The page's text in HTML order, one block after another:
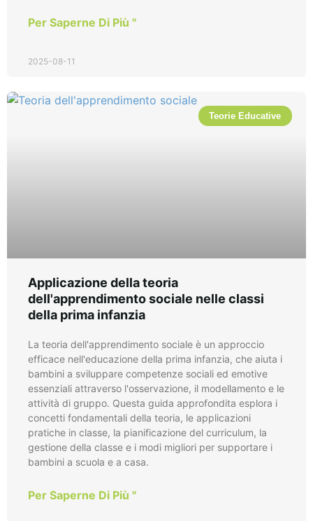
Per Saperne Di Più "
2025-08-11
Teorie Educative
Applicazione della teoria
dell'apprendimento sociale nelle classi
della prima infanzia
La teoria dell'apprendimento sociale è un approccio
efficace nell'educazione della prima infanzia, che aiuta i
bambini a sviluppare competenze sociali ed emotive
essenziali attraverso l'osservazione, il modellamento e le
attività di gruppo. Questa guida approfondita esplora i
concetti fondamentali della teoria, le applicazioni
pratiche in classe, la pianificazione del curriculum, la
gestione della classe e i modi migliori per supportare i
bambini a scuola e a casa.
Per Saperne Di Più "